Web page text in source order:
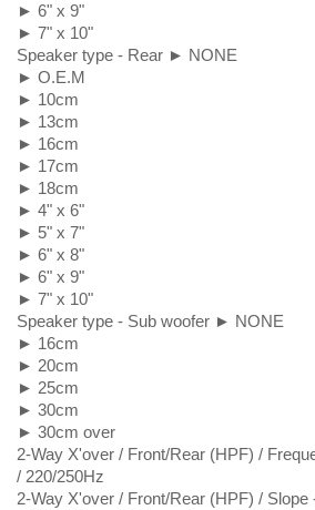
► 6" x 9"
► 7" x 10"
Speaker type - Rear ► NONE
► O.E.M
► 10cm
► 13cm
► 16cm
► 17cm
► 18cm
► 4" x 6"
► 5" x 7"
► 6" x 8"
► 6" x 9"
► 7" x 10"
Speaker type - Sub woofer ► NONE
► 16cm
► 20cm
► 25cm
► 30cm
► 30cm over
2-Way X'over / Front/Rear (HPF) /
/ 220/250Hz
2-Way X'over / Front/Rear (HPF) / Slope